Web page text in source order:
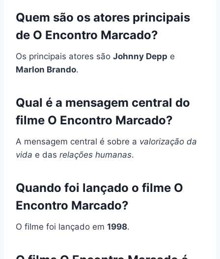
Quem são os atores principais
de O Encontro Marcado?
Os principais atores são Johnny Depp e
Marlon Brando.
Qual é a mensagem central do
filme O Encontro Marcado?
A mensagem central é sobre a valorização da
vida e das relações humanas.
Quando foi lançado o filme O
Encontro Marcado?
O filme foi lançado em 1998.